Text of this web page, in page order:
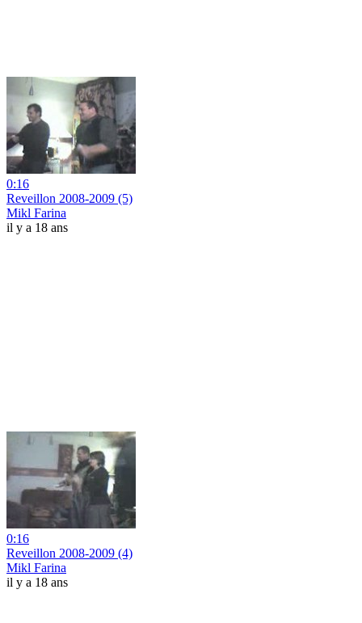
0:16
Reveillon 2008-2009 (5)
Mikl Farina
il y a 18 ans
0:16
Reveillon 2008-2009 (4)
Mikl Farina
il y a 18 ans